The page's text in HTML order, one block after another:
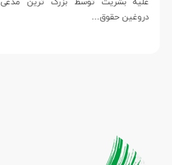
دروغین حقوق…